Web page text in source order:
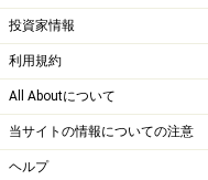
投資家情報
利用規約
All Aboutについて
当サイトの情報についての注意
ヘルプ